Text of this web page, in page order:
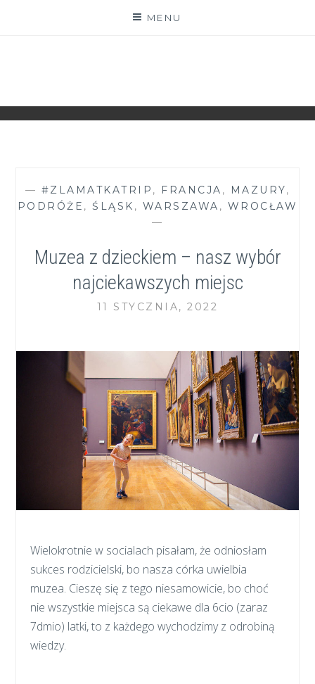
MENU
— #ZLAMATKATRIP , FRANCJA , MAZURY,
PODRÓŻE ,ŚLĄSK , WARSZAWA , WROCŁAW
—
Muzea z dzieckiem – nasz wybór
najciekawszych miejsc
11 STYCZNIA, 2022
Wielokrotnie w socialach pisałam, że odniosłam
sukces rodzicielski, bo nasza córka uwielbia
muzea. Cieszę się z tego niesamowicie, bo choć
nie wszystkie miejsca są ciekawe dla 6cio (zaraz
7dmio) latki, to z każdego wychodzimy z odrobiną
wiedzy.